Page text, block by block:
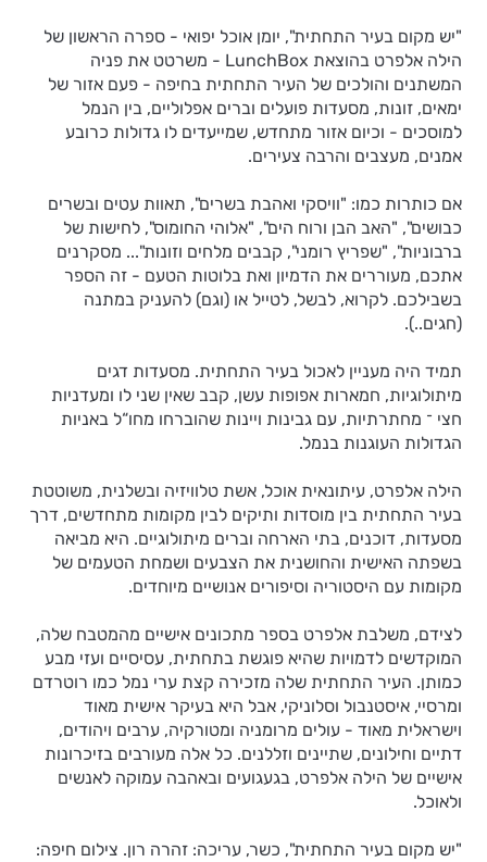
"יש מקום בעיר התחתית", יומן אוכל יפואי - ספרה הראשון של
הילה אלפרט בהוצאת LunchBox - משרטט את פניה
המשתנים והולכים של העיר התחתית בחיפה - פעם אזור של
ימאים, זונות, מסעדות פועלים וברים אפלוליים, בין הנמל
למוסכים - וכיום אזור מתחדש, שמייעדים לו גדולות כרובע
אמנים, מעצבים והרבה צעירים.
אם כותרות כמו: "וויסקי ואהבת בשרים", תאוות עטים ובשרים
כבושים", "האב הבן ורוח הים", "אלוהי החומוס", לחישות של
ברבוניות", "שפריץ רומני", קבבים מלחים וזונות"... מסקרנים
אתכם, מעוררים את הדמיון ואת בלוטות הטעם - זה הספר
בשבילכם. לקרוא, לבשל, לטייל או (וגם) להעניק במתנה
(חגים..).
תמיד היה מעניין לאכול בעיר התחתית. מסעדות דגים
מיתולוגיות, חמארות אפופות עשן, קבב שאין שני לו ומעדניות
חצי ־ מחתרתיות, עם גבינות ויינות שהוברחו מחו“ל באניות
הגדולות העוגנות בנמל.
הילה אלפרט, עיתונאית אוכל, אשת טלוויזיה ובשלנית, משוטטת
בעיר התחתית בין מוסדות ותיקים לבין מקומות מתחדשים, דרך
מסעדות, דוכנים, בתי הארחה וברים מיתולוגיים. היא מביאה
בשפתה האישית והחושנית את הצבעים ושמחת הטעמים של
מקומות עם היסטוריה וסיפורים אנושיים מיוחדים.
לצידם, משלבת אלפרט בספר מתכונים אישיים מהמטבח שלה,
המוקדשים לדמויות שהיא פוגשת בתחתית, עסיסיים ועזי מבע
כמותן. העיר התחתית שלה מזכירה קצת ערי נמל כמו רוטרדם
ומרסיי, איסטנבול וסלוניקי, אבל היא בעיקר אישית מאוד
וישראלית מאוד - עולים מרומניה ומטורקיה, ערבים ויהודים,
דתיים וחילונים, שתיינים וזללנים. כל אלה מעורבים בזיכרונות
אישיים של הילה אלפרט, בגעגועים ובאהבה עמוקה לאנשים
ולאוכל.
"יש מקום בעיר התחתית", כשר, עריכה: זהרה רון. צילום חיפה: